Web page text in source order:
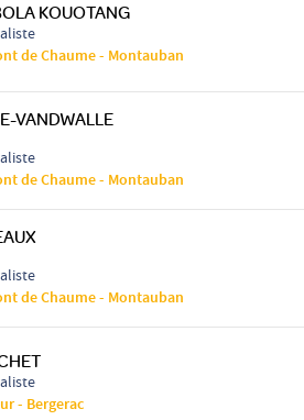
KOUOTANG
de Chaume - Montauban
VANDWALLE
de Chaume - Montauban
de Chaume - Montauban
- Bergerac